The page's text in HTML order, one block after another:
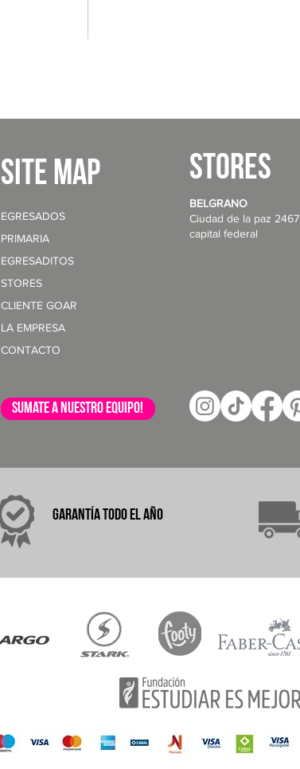
site map
EGRESADOS
PRIMARIA
EGRESADITOS
STORES
CLIENTE GOAR
LA EMPRESA
CONTACTO
sumate a nuestro equipo!
STORES
BELGRANO
Ciudad de la paz 2467
capital federal
garantÍA TODO EL AÑO